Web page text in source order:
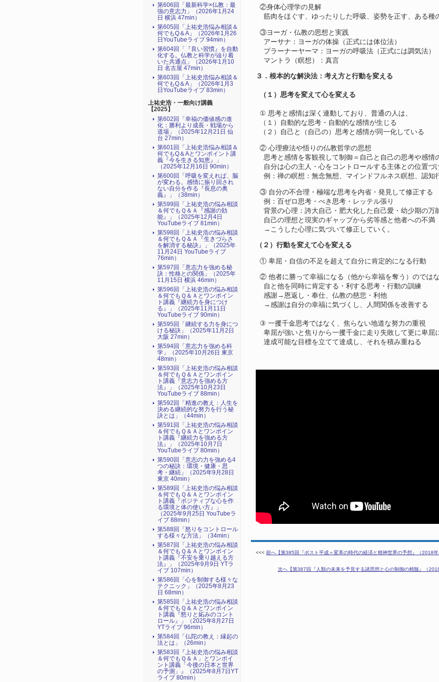
②身体心理学の見解
筋肉をほぐす、ゆったりした呼吸、姿勢を正す、ある種
③ヨーガ・仏教の思想と実践
アーサナ：ヨーガの体操（正式には体位法）
プラーナーヤーマ：ヨーガの呼吸法（正式には調気法）
マントラ（瞑想）：真言
３．根本的な解決法：考え方と行動を変える
（１）思考を変えて心を変える
① 思考と感情は深く連動しており、普通の人は、
（１）自動的な思考・自動的な感情が生じる
（２）自己と（自己の）思考と感情が同一化している
② 心理療法や悟りの仏教哲学の思想
思考と感情を客観視して制御＝自己と自己の思考や感情
自分は心の主人・心をコントロールする主体との位置づ
例：禅の瞑想：無念無想、マインドフルネス瞑想、認知
③ 自分の不合理・極端な思考を内省・発見して修正する
例：百ぜロ思考・べき思考・レッテル張り
背景の心理：誇大自己・肥大化した自己愛・幼少期の万
自己の理想と現実のギャップから劣等感と他者への不満
→こうした心理に気づいて修正していく。
（２）行動を変えて心を変える
① 卑屈・自信の不足を超えて自分に肯定的になる行動
② 他者に勝って幸福になる（他から幸福を奪う）のではな
自と他を同時に肯定する・利する思考・行動の訓練
感謝→恩返し・奉仕、仏教の慈悲・利他
→感謝は自分の幸福に気づくし、人間関係を改善する
③ 一攫千金思考ではなく、焦らない地道な努力の重視
卑屈が強いと焦りから一攫千金に走り失敗して更に卑屈
達成可能な目標を立てて達成し、それを積み重ねる
<<< 前へ【第385回『ポスト平成＝変革の時代の経済と精神世界の予想』（2018
次へ【第387回『人類の未来を予見する諸思想と心の制御の精髄』（
第606回「最新科学×仏教：最
強の意志力」（2026年1月24
日 横浜 47min）
第605回「上祐史浩悩み相談＆
何でもQ＆A」（2026年1月26
日YouTubeライブ 94min）
第604回「『良い習慣』を自動
化する。仏教と科学が辿り着
いた共通点」（2026年1月10
日 名古屋 47min）
第603回「上祐史浩悩み相談＆
何でもQ＆A」（2026年1月3
日YouTubeライブ 83min）
上祐史浩・一般向け講義
【2025】
第602回「幸福の価値感の進
化：勝利より成長・戦場から
道場」（2025年12月21日 仙
台 27min）
第601回「上祐史浩悩み相談＆
何でもQ＆Aとワンポイント講
義『今を生きる知恵』」
（2025年12月16日 90min）
第600回「呼吸を変えれば、脳
が変わる。感情に振り回され
ない自分を作る『長息の奥
義』」（38min）
第599回「上祐史浩の悩み相談
＆何でもＱ＆Ａ『感謝の効
能』」（2025年12月4日
YouTubeライブ 81min）
第598回「上祐史浩の悩み相談
＆何でもＱ＆Ａ『生きづらさ
を解消する秘訣』​」（2025年
11月24日 YouTubeライブ
76min）
第597回「意志力を強める秘
訣：性格との関係」（2025年
11月15日 横浜 46min）
第596回「上祐史浩の悩み相談
＆何でもＱ＆Ａとワンポイン
ト講義『継続力を身につけ
る』​」（2025年11月11日
YouTubeライブ 90min）
第595回「継続する力を身につ
ける秘訣」（2025年11月2日
大阪 27min）
第594回「意志力を強める科
学」（2025年10月26日 東京
48min）
第593回「上祐史浩の悩み相談
＆何でもＱ＆Ａとワンポイン
ト講義『意志力を強める方
法』​」（2025年10月23日
YouTubeライブ 88min）
第592回「精進の教え：人生を
決める継続的な努力を行う秘
訣とは」（44min）
第591回「上祐史浩の悩み相談
＆何でもＱ＆Ａとワンポイン
ト講義『継続力を強める方
法』​」（2025年10月7日
YouTubeライブ 80min）
第590回「意志の力を強める4
つの秘訣：環境・健康・思
考・継続」（2025年9月28日
東京 40min）
第589回「上祐史浩の悩み相談
＆何でもＱ＆Ａとワンポイン
ト講義『ポジティブな心を作
る環境と体の使い方』​」
（2025年9月25日 YouTubeラ
イブ 88min）
第588回「怒りをコントロール
する様々な方法」（34min）
第587回「上祐史浩の悩み相談
＆何でもＱ＆Ａとワンポイン
ト講義『不安を乗り越える方
法』​」（2025年9月9日 YTラ
イブ 107min）
第586回「心を制御する様々な
テクニック」（2025年8月23
日 68min）
第585回「上祐史浩の悩み相談
＆何でもＱ＆Ａとワンポイン
ト講義『怒りと妬みのコント
ロール』​」（2025年8月27日
YTライブ 96min）
第584回「仏陀の教え：縁起の
法とは」（26min）
第583回『上祐史浩の悩み相談
＆何でもＱ＆Ａ」とワンポイ
ント講義「今後の日本と世界
の予測」』（2025年8月7日YT
ライブ 80min）